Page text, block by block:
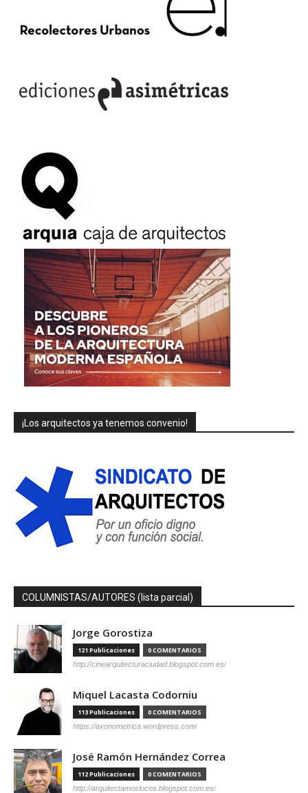
¡Los arquitectos ya tenemos convenio!
COLUMNISTAS/AUTORES (lista parcial)
Jorge Gorostiza
121 Publicaciones 0 COMENTARIOS
http://cinearquitecturaciudad.blogspot.com.es/
Miquel Lacasta Codorniu
113 Publicaciones 0 COMENTARIOS
https://axonometrica.wordpress.com/
José Ramón Hernández Correa
112 Publicaciones 0 COMENTARIOS
http://arquitectamoslocos.blogspot.com.es/